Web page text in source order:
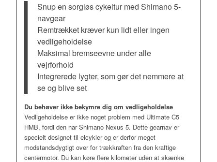
Snup en sorgløs cykeltur med Shimano 5-
navgear
Remtrækket kræver kun lidt eller ingen
vedligeholdelse
Maksimal bremseevne under alle
vejrforhold
Integrerede lygter, som gør det nemmere at
se og blive set
Du behøver ikke bekymre dig om vedligeholdelse
Vedligeholdelse er ikke noget problem med Ultimate C5
HMB, fordi den har Shimano Nexus 5. Dette gearnav er
specielt designet til elcykler og er derfor meget
modstandsdygtigt over for trækkraften fra den kraftige
centermotor. Du kan køre flere kilometer uden at skænke